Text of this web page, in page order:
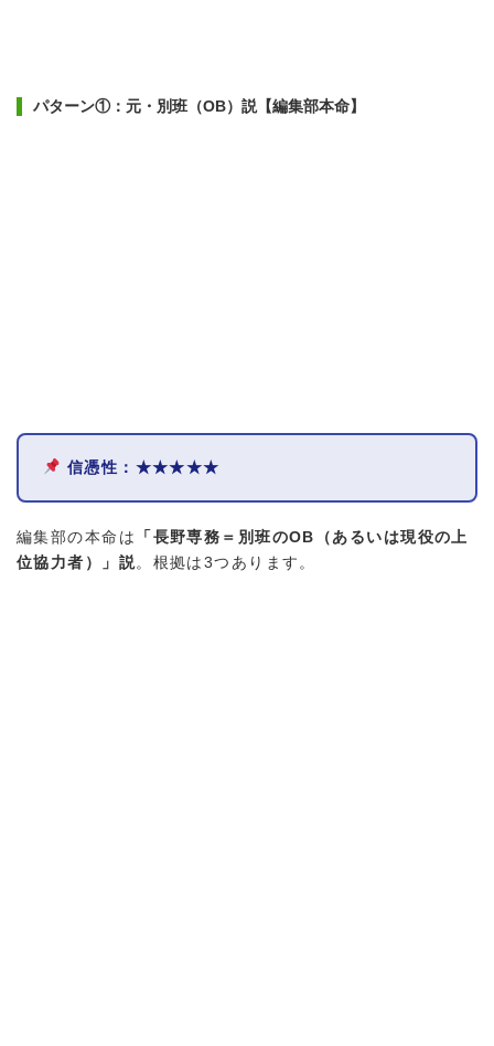
パターン①：元・別班（OB）説【編集部本命】
信憑性：★★★★★
編集部の本命は
「長野専務＝別班のOB（あるいは現役の上
位協力者）」説。根拠は3つあります。